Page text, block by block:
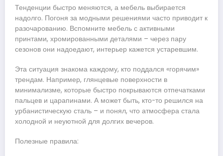
Тенденции быстро меняются, а мебель выбирается
надолго. Погоня за модными решениями часто приводит к
разочарованию. Вспомните мебель с активными
принтами, хромированными деталями – через пару
сезонов они надоедают, интерьер кажется устаревшим.
Эта ситуация знакома каждому, кто поддался «горячим»
трендам. Например, глянцевые поверхности в
минимализме, которые быстро покрываются отпечатками
пальцев и царапинами. А может быть, кто-то решился на
урбанистическую сталь – и понял, что атмосфера стала
холодной и неуютной для долгих вечеров.
Полезные правила: